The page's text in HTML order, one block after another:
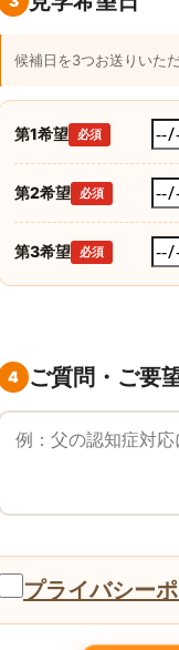
候補日を3つお送りいた
第1希望 必須
第2希望 必須
第3希望 必須
4 ご質問・ご要
ご質問・ご要望
プライバシー